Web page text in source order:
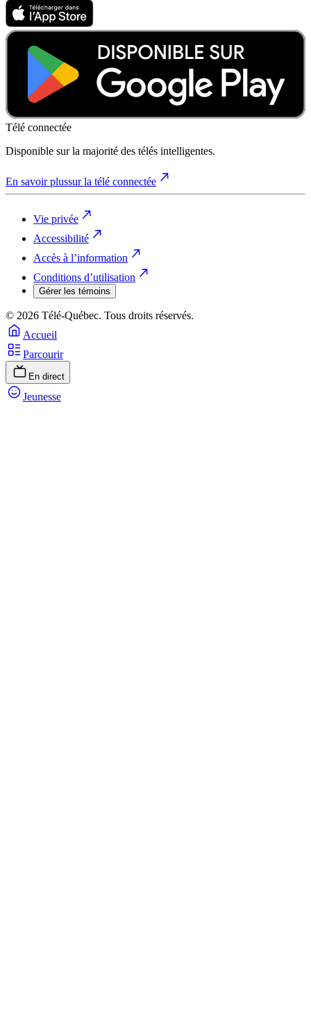
Télé connectée
Disponible sur la majorité des télés intelligentes.
En savoir plussur la télé connectée
Vie privée
Accessibilité
Accès à l’information
Conditions d’utilisation
Gérer les témoins
© 2026 Télé-Québec. Tous droits réservés.
Accueil
Parcourir
En direct
Jeunesse